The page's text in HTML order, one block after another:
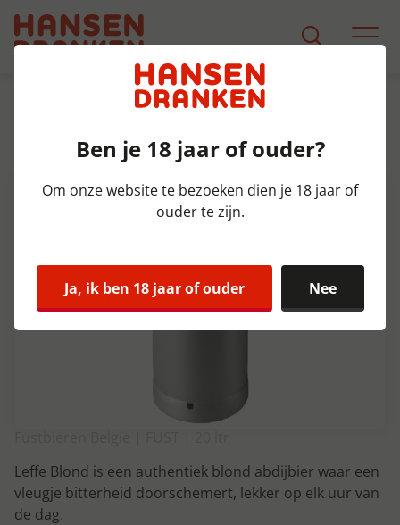
Product Detail
Leffe Blond Fust 20 ltr 6,6%
Leffe Blond is een authentiek blond abdijbier waar een
vleugje bitterheid doorschemert, lekker op elk uur van
de dag.
Ben je 18 jaar of ouder?
Om onze website te bezoeken dien je 18 jaar of
ouder te zijn.
Ja, ik ben 18 jaar of ouder Nee